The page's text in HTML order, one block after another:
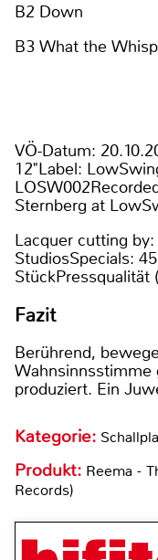
B2 Down
B3 What the
VÖ-Datum:
12"Label:
Sternberg at
Lacquer cutting
StudiosSpecials:
StückPressqualität
Fazit
Berührend,
Wahnsinnsstimme
produziert. Ein
Kategorie:
Produkt: Reema -
Records)